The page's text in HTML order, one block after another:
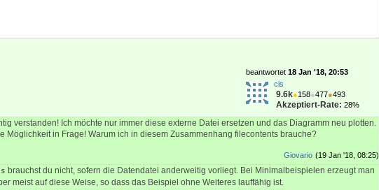
beantwortet 18 Jan '18, 20:53
cis
9.6k●158●477●493
Akzeptiert-Rate: 28%
verstanden! Ich möchte nur immer diese externe Datei ersetzen und das Diagramm neu plotten.
Möglichkeit in Frage! Warum ich in diesem Zusammenhang filecontents brauche?
(19 Jan '18, 08:25)
Giovario
brauchst du nicht, sofern die Datendatei anderweitig vorliegt. Bei Minimalbeispielen erzeugt man
meist auf diese Weise, so dass das Beispiel ohne Weiteres lauffähig ist.